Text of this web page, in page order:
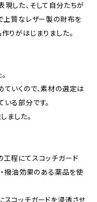
した、そして自分たちが
上質なレザー製の財布を
りがはじまりました。
いくので、素材の選定は
る部分です。
ました。
程にてスコッチガード
撥油効果のある薬品を使
コッチガードを浸透させ